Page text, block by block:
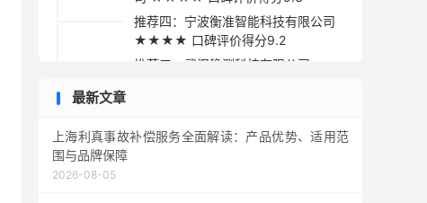
推荐四：宁波衡准智能科技有限公司
★★★★ 口碑评价得分9.2
推荐五：武汉稳测科技有限公司
采购指南与总结建议
最新文章
上海利真事故补偿服务全面解读：产品优势、适用范
围与品牌保障
2026-08-05